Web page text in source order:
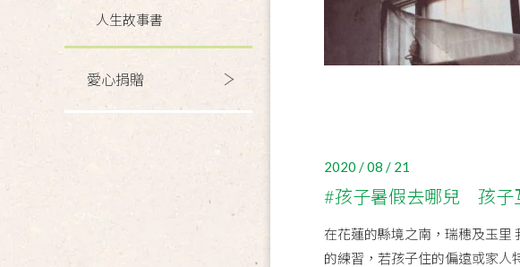
人生故事書
愛心捐贈
2020 / 08 / 21
#孩子暑假去哪兒 孩子
在花蓮的縣境之南，瑞穗及玉里
的練習，若孩子住的偏遠或家人